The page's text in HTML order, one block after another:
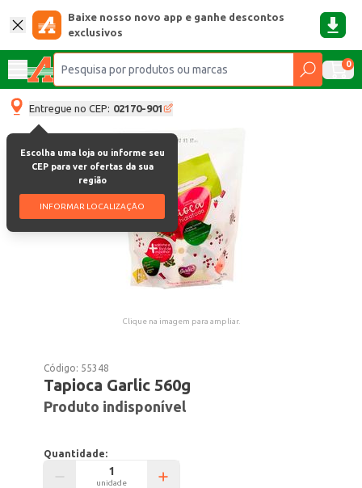
Baixe nosso novo app e ganhe descontos
exclusivos
0
Entregue no CEP: 02170-901
Escolha uma loja ou informe seu
CEP para ver ofertas da sua
região
INFORMAR LOCALIZAÇÃO
Clique na imagem para ampliar.
Código: 55348
Tapioca Garlic 560g
Produto indisponível
Quantidade:
unidade